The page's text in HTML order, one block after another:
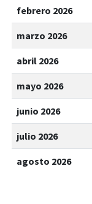
febrero 2026
marzo 2026
abril 2026
mayo 2026
junio 2026
julio 2026
agosto 2026